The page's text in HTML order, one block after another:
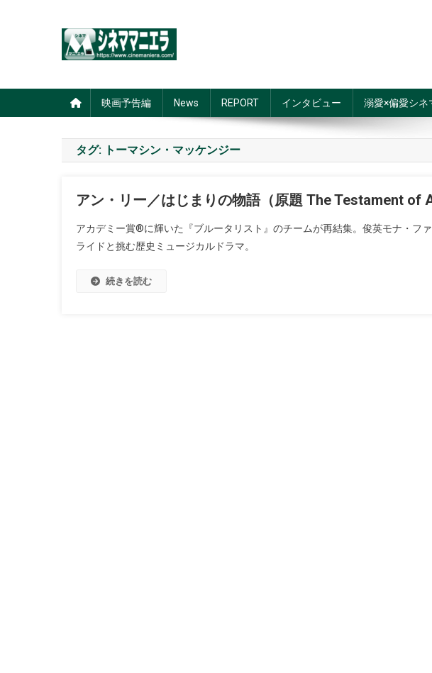
映画予告編 News REPORT インタビュー 溺愛×偏愛シネ
タグ: トーマシン・マッケンジー
アン・リー／はじまりの物語（原題 The Testament of
アカデミー賞®に輝いた『ブルータリスト』のチームが再結集。俊英モナ・フ
ライドと挑む歴史ミュージカルドラマ。
続きを読む